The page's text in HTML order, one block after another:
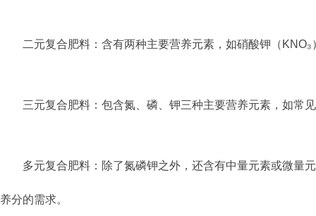
二元复合肥料：含有两种主要营养元素，如硝酸钾（
三元复合肥料：包含氮、磷、钾三种主要营养元素，如常
多元复合肥料：除了氮磷钾之外，还含有中量元素或微量
养分的需求。